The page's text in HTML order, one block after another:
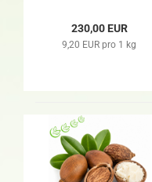
230,00 EUR
9,20 EUR pro 1 kg